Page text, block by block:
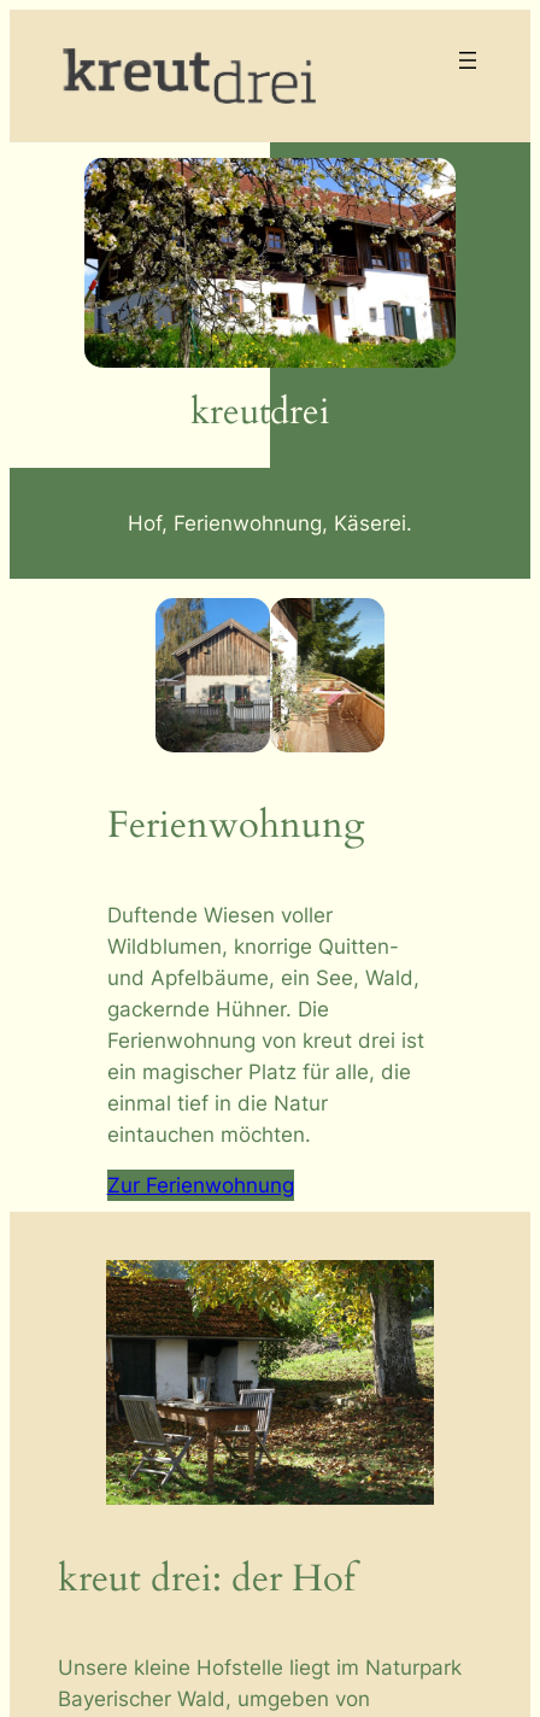
springen
kreutdrei
Hof, Ferienwohnung, Käserei.
Ferienwohnung
Duftende Wiesen voller
Wildblumen, knorrige Quitten-
und Apfelbäume, ein See, Wald,
gackernde Hühner. Die
Ferienwohnung von kreut drei ist
ein magischer Platz für alle, die
einmal tief in die Natur
eintauchen möchten.
Zur Ferienwohnung
kreut drei: der Hof
Unsere kleine Hofstelle liegt im Naturpark
Bayerischer Wald, umgeben von